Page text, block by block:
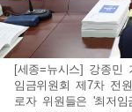
[세종=뉴시스] 강종민
임금위원회 제7차 전
로자 위원들은 '최저